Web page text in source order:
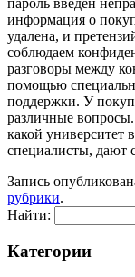
информация о
удалена, и
соблюдаем
разговоры между
помощью
поддержки. У
различные
какой университет
специалисты, дают
Запись
рубрики.
Найти:
Категории